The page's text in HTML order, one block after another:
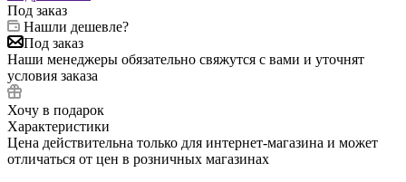
Под заказ
Нашли дешевле?
Под заказ
Наши менеджеры обязательно свяжутся с вами и уточнят
условия заказа
Хочу в подарок
Характеристики
Цена действительна только для интернет-магазина и может
отличаться от цен в розничных магазинах